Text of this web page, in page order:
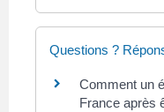
Questions ?
Comment un
France après